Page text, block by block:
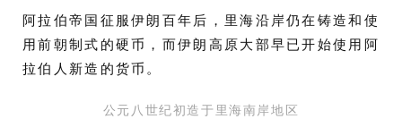
阿拉伯帝国征服伊朗百年后，里海沿岸仍在铸造和使
用前朝制式的硬币，而伊朗高原大部早已开始使用阿
拉伯人新造的货币。
公元八世纪初造于里海南岸地区